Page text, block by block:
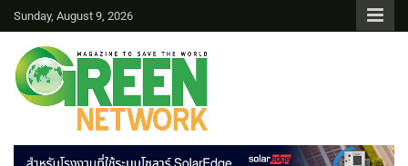
Sunday, August 9, 2026
Green Network